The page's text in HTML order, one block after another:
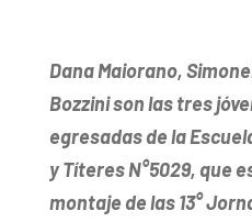
Dana Maiorano,
Bozzini son las tres
egresadas de la
y Títeres N°5029, que
montaje de las 13°